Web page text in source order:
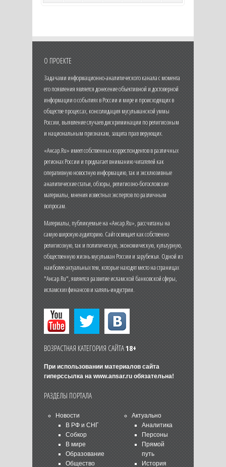
О ПРОЕКТЕ
Задачами информационно-аналитического канала с момента
его появления является донесение объективной и достоверной
информации о событиях в России и мире и происходящих в
обществе процессах, консолидация мусульманской уммы
России, выявление случаев дискриминации по религиозным
и национальным признакам, защита прав верующих.
«Ансар.Ru» имеет собственных корреспондентов в различных
регионах России и предлагает вниманию читателей как
оперативную новостную информацию, так и эксклюзивные
аналитические статьи, обзоры, религиозно-богословские
материалы, мнения известных экспертов по различным
вопросам.
Материалы, публикуемые на «Ансар.Ru», рассчитаны на
самую широкую аудиторию. Сайт освещает как собственно
религиозную, так и политическую, экономическую, культурную,
общественную жизнь мусульман России и зарубежья. Одной из
наиболее актуальных тем, которые находят место на страницах
"Ансар.Ru", является развитие исламской банковской сферы,
исламских финансов и халяль-индустрии.
ВОЗРАСТНАЯ КАТЕГОРИЯ САЙТА18+
При использовании материалов сайта
гиперссылка на www.ansar.ruобязательна!
РАЗДЕЛЫ ПОРТАЛА
Новости
В РФ и СНГ
Собкор
В мире
Образование
Общество
Актуально
Аналитика
Персоны
Прямой
путь
История